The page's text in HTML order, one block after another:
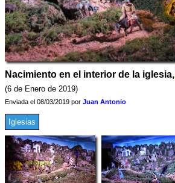
Nacimiento en el interior de la iglesia,
(6 de Enero de 2019)
Enviada el 08/03/2019 por Juan Antonio
Iglesias